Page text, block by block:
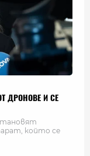
ДРОНОВЕ И СЕ
който се